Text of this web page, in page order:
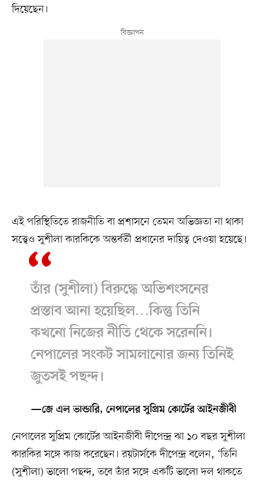
দিয়েছেন।
এই পরিস্থিতিতে রাজনীতি বা প্রশাসনে তেমন অভিজ্ঞতা না থাকা
সত্ত্বেও সুশীলা কারকিকে অন্তর্বর্তী প্রধানের দায়িত্ব দেওয়া হয়েছে।
তাঁর (সুশীলা) বিরুদ্ধে অভিশংসনের
প্রস্তাব আনা হয়েছিল…কিন্তু তিনি
কখনো নিজের নীতি থেকে সরেননি।
নেপালের সংকট সামলানোর জন্য তিনিই
জুতসই পছন্দ।
—জে এল ভান্ডারি, নেপালের সুপ্রিম কোর্টের আইনজীবী
নেপালের সুপ্রিম কোর্টের আইনজীবী দীপেন্দ্র ঝা ১০ বছর সুশীলা
কারকির সঙ্গে কাজ করেছেন। রয়টার্সকে দীপেন্দ্র বলেন, ‘তিনি
(সুশীলা) ভালো পছন্দ, তবে তাঁর সঙ্গে একটি ভালো দল থাকতে